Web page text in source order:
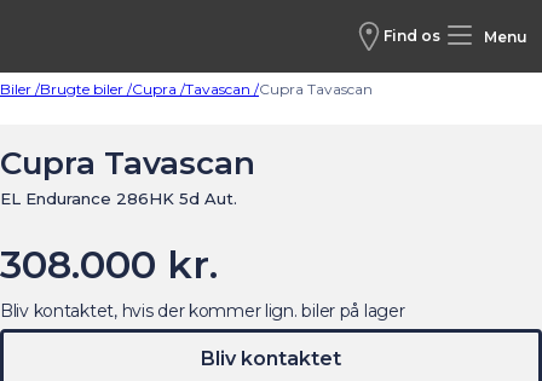
Find os Menu
Biler /Brugte biler /Cupra /Tavascan /Cupra Tavascan
Cupra Tavascan
EL Endurance 286HK 5d Aut.
308.000 kr.
Bliv kontaktet, hvis der kommer lign. biler på lager
Bliv kontaktet